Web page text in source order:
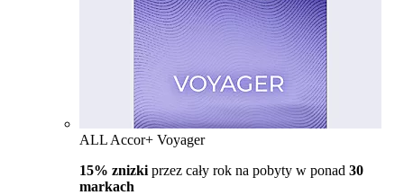
ALL Accor+ Voyager
15% znizki przez cały rok na pobyty w ponad 30
markach